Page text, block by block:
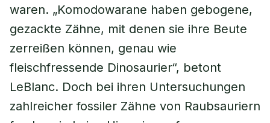
waren. „Komodowarane haben gebogene,
gezackte Zähne, mit denen sie ihre Beute
zerreißen können, genau wie
fleischfressende Dinosaurier“, betont
LeBlanc. Doch bei ihren Untersuchungen
zahlreicher fossiler Zähne von Raubsauriern